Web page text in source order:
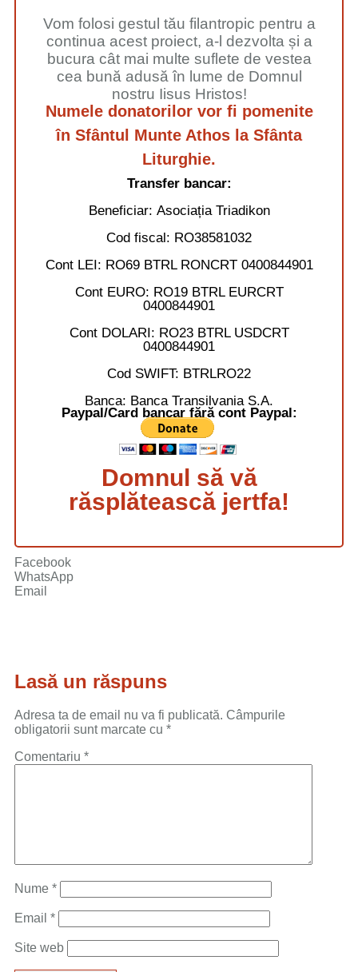
Vom folosi gestul tău filantropic pentru a
continua acest proiect, a-l dezvolta și a
bucura cât mai multe suflete de vestea
cea bună adusă în lume de Domnul
nostru Iisus Hristos!
Numele donatorilor vor fi pomenite
în Sfântul Munte Athos la Sfânta
Liturghie.
Transfer bancar:
Beneficiar: Asociația Triadikon
Cod fiscal: RO38581032
Cont LEI: RO69 BTRL RONCRT 0400844901
Cont EURO: RO19 BTRL EURCRT
0400844901
Cont DOLARI: RO23 BTRL USDCRT
0400844901
Cod SWIFT: BTRLRO22
Banca: Banca Transilvania S.A.
Paypal/Card bancar fără cont Paypal:
Domnul să vă
răsplătească jertfa!
Facebook
WhatsApp
Email
Lasă un răspuns
Adresa ta de email nu va fi publicată. Câmpurile
obligatorii sunt marcate cu *
Comentariu *
Nume *
Email *
Site web